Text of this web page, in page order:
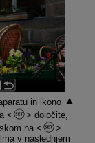
in ikono
določite,
na
v naslednjem